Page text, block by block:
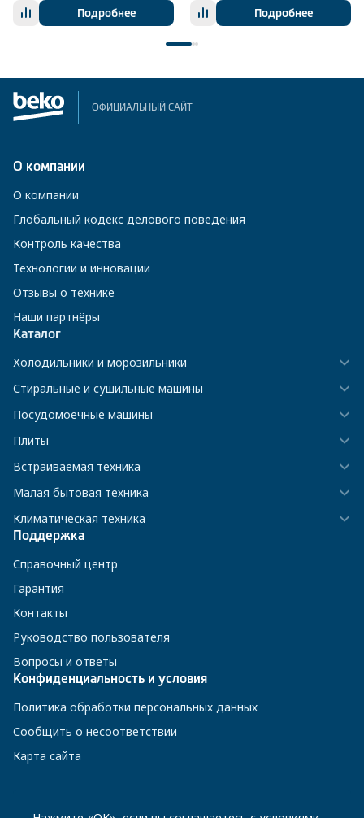
Подробнее
Подробнее
ОФИЦИАЛЬНЫЙ САЙТ
О компании
О компании
Глобальный кодекс делового поведения
Контроль качества
Технологии и инновации
Отзывы о технике
Наши партнёры
Каталог
Холодильники и морозильники
Стиральные и сушильные машины
Посудомоечные машины
Плиты
Встраиваемая техника
Малая бытовая техника
Климатическая техника
Поддержка
Справочный центр
Гарантия
Контакты
Руководство пользователя
Вопросы и ответы
Конфиденциальность и условия
Политика обработки персональных данных
Сообщить о несоответствии
Карта сайта
8 800 200-23-56